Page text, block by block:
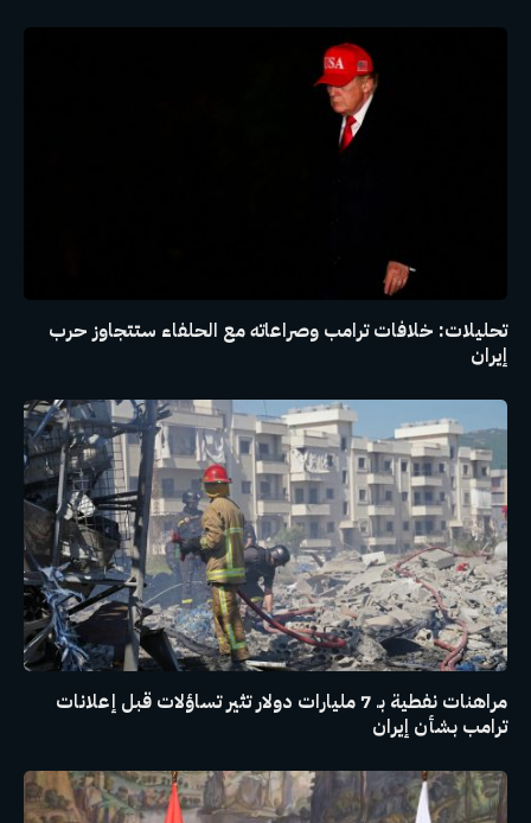
تحليلات: خلافات ترامب وصراعاته مع الحلفاء ستتجاوز حرب
إيران
مراهنات نفطية بـ 7 مليارات دولار تثير تساؤلات قبل إعلانات
ترامب بشأن إيران